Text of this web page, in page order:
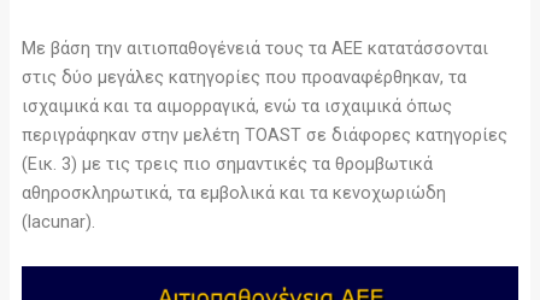
Με βάση την αιτιοπαθογένειά τους τα ΑΕΕ κατατάσσονται
στις δύο μεγάλες κατηγορίες που προαναφέρθηκαν, τα
ισχαιμικά και τα αιμορραγικά, ενώ τα ισχαιμικά όπως
περιγράφηκαν στην μελέτη TOAST σε διάφορες κατηγορίες
(Εικ. 3) με τις τρεις πιο σημαντικές τα θρομβωτικά
αθηροσκληρωτικά, τα εμβολικά και τα κενοχωριώδη
(lacunar).